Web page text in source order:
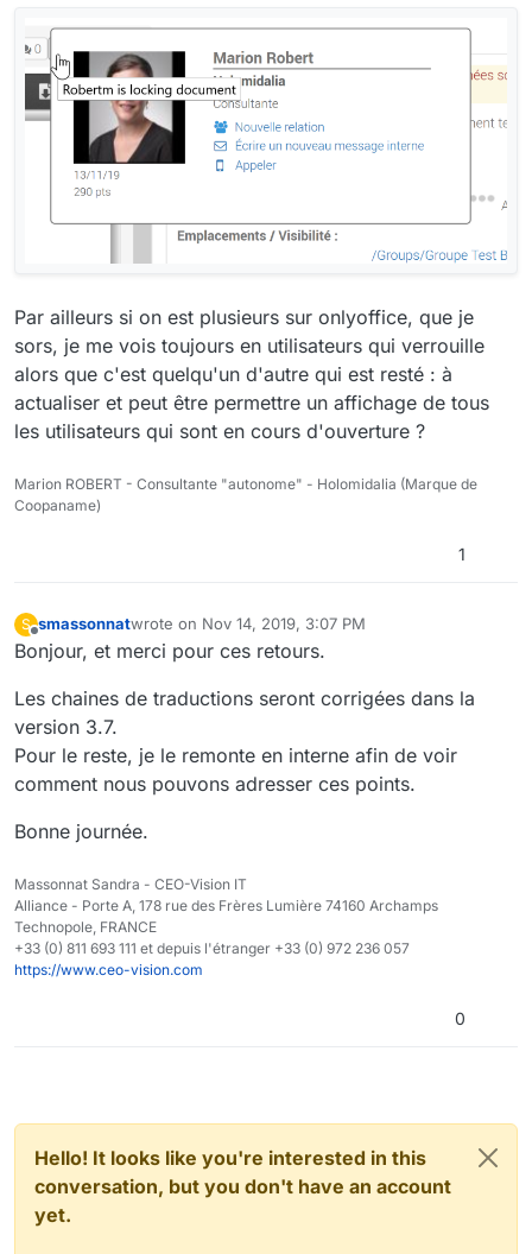
Par ailleurs si on est plusieurs sur onlyoffice, que je
sors, je me vois toujours en utilisateurs qui verrouille
alors que c'est quelqu'un d'autre qui est resté : à
actualiser et peut être permettre un affichage de tous
les utilisateurs qui sont en cours d'ouverture ?
Marion ROBERT - Consultante "autonome" - Holomidalia (Marque de
Coopaname)
1
S
Offline
smassonnatwrote on Nov 14, 2019, 3:07 PM
last edited by
Bonjour, et merci pour ces retours.
Les chaines de traductions seront corrigées dans la
version 3.7.
Pour le reste, je le remonte en interne afin de voir
comment nous pouvons adresser ces points.
Bonne journée.
Massonnat Sandra - CEO-Vision IT
Alliance - Porte A, 178 rue des Frères Lumière 74160 Archamps
Technopole, FRANCE
+33 (0) 811 693 111 et depuis l'étranger +33 (0) 972 236 057
https://www.ceo-vision.com
0
Hello! It looks like you're interested in this
conversation, but you don't have an account
yet.